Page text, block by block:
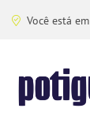
Você está em